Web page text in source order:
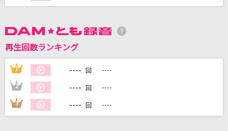
カラオケ最新情報をチェック！
DAMに会員登録・ログインして
再生回数ランキング
1 ---- 回 ----
2 ---- 回 ----
3 ---- 回 ----